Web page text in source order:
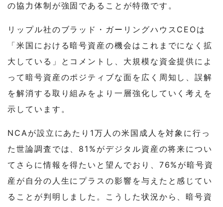
の協力体制が強固であることが特徴です。
リップル社のブラッド・ガーリングハウスCEOは
「米国における暗号資産の機会はこれまでになく拡
大している」とコメントし、大規模な資金提供によ
って暗号資産のポジティブな面を広く周知し、誤解
を解消する取り組みをより一層強化していく考えを
示しています。
NCAが設立にあたり1万人の米国成人を対象に行っ
た世論調査では、81%がデジタル資産の将来につい
てさらに情報を得たいと望んでおり、76%が暗号資
産が自分の人生にプラスの影響を与えたと感じてい
ることが判明しました。こうした状況から、暗号資